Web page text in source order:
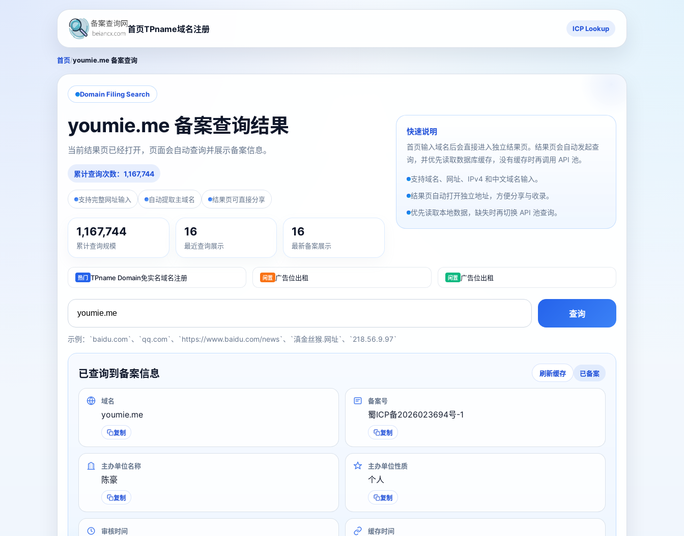
首页TPname域名注册 ICP Lookup
首页/youmie.me 备案查询
Domain Filing Search
youmie.me 备案查询结果
当前结果页已经打开，页面会自动查询并展示备案信息。
累计查询次数：1,167,744
支持完整网址输入 自动提取主域名 结果页可直接分享
1,167,744
累计查询规模
16
最近查询展示
16
最新备案展示
快速说明
首页输入域名后会直接进入独立结果页。结果页会自动发起查
询，并优先读取数据库缓存，没有缓存时再调用 API 池。
支持域名、网址、IPv4 和中文域名输入。
结果页自动打开独立地址，方便分享与收录。
优先读取本地数据，缺失时再切换 API 池查询。
热门 TPname Domain免实名域名注册 闲置 广告位出租 闲置 广告位出租
查询
示例：`baidu.com`、`qq.com`、`https://www.baidu.com/news`、`滇金丝猴.网址`、`218.56.9.97`
已查询到备案信息 刷新缓存 已备案
域名
youmie.me
复制
备案号
蜀ICP备2026023694号-1
复制
主办单位名称
陈豪
复制
主办单位性质
个人
复制
审核时间 缓存时间